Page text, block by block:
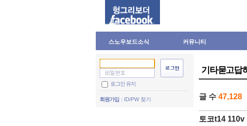
스노우보드소식 커뮤니티
로그인 유지
회원가입 ID/PW 찾기
기타묻고답
글 수 47,128
토코t14